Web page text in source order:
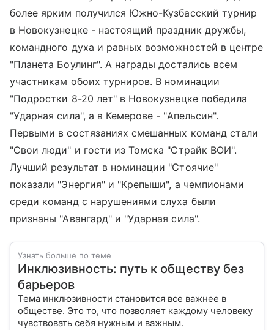
более ярким получился Южно-Кузбасский турнир
в Новокузнецке - настоящий праздник дружбы,
командного духа и равных возможностей в центре
"Планета Боулинг". А награды достались всем
участникам обоих турниров. В номинации
"Подростки 8-20 лет" в Новокузнецке победила
"Ударная сила", а в Кемерове - "Апельсин".
Первыми в состязаниях смешанных команд стали
"Свои люди" и гости из Томска "Страйк ВОИ".
Лучший результат в номинации "Стоячие"
показали "Энергия" и "Крепыши", а чемпионами
среди команд с нарушениями слуха были
признаны "Авангард" и "Ударная сила".
Узнать больше по теме
Инклюзивность: путь к обществу без
барьеров
Тема инклюзивности становится все важнее в
обществе. Это то, что позволяет каждому человеку
чувствовать себя нужным и важным.